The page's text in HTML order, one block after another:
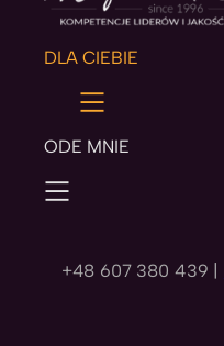
DLA CIEBIE
ODE MNIE
+48 607 380 439 |